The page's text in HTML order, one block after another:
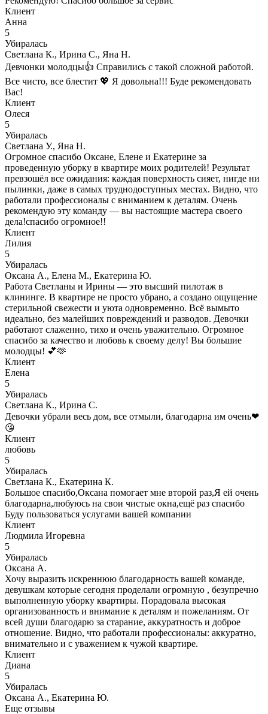
Клиент
Анна
5
Убиралась
Светлана К., Ирина С., Яна Н.
Девчонки молодцы👍 Справились с такой сложной работой.
Все чисто, все блестит 💖 Я довольна!!! Буде рекомендовать
Вас!
Клиент
Олеся
5
Убиралась
Светлана У., Яна Н.
Огромное спасибо Оксане, Елене и Екатерине за
проведенную уборку в квартире моих родителей! Результат
превзошёл все ожидания: каждая поверхность сияет, нигде ни
пылинки, даже в самых труднодоступных местах. Видно, что
работали профессионалы с вниманием к деталям. Очень
рекомендую эту команду — вы настоящие мастера своего
дела!спасибо огромное!!
Клиент
Лилия
5
Убиралась
Оксана А., Елена М., Екатерина Ю.
Работа Светланы и Ирины — это высший пилотаж в
клининге. В квартире не просто убрано, а создано ощущение
стерильной свежести и уюта одновременно. Всё вымыто
идеально, без малейших повреждений и разводов. Девочки
работают слаженно, тихо и очень уважительно. Огромное
спасибо за качество и любовь к своему делу! Вы большие
молодцы! 💕🫶
Клиент
Елена
5
Убиралась
Светлана К., Ирина С.
Девочки убрали весь дом, все отмыли, благодарна им очень❤
😘
Клиент
любовь
5
Убиралась
Светлана К., Екатерина К.
Большое спасибо,Оксана помогает мне второй раз,Я ей очень
благодарна,любуюсь на свои чистые окна,ещё раз спасибо
Буду пользоваться услугами вашей компании
Клиент
Людмила Игоревна
5
Убиралась
Оксана А.
Хочу выразить искреннюю благодарность вашей команде,
девушкам которые сегодня проделали огромную , безупречно
выполненную уборку квартиры. Порадовала высокая
организованность и внимание к деталям и пожеланиям. От
всей души благодарю за старание, аккуратность и доброе
отношение. Видно, что работали профессионалы: аккуратно,
внимательно и с уважением к чужой квартире.
Клиент
Диана
5
Убиралась
Оксана А., Екатерина Ю.
Еще отзывы